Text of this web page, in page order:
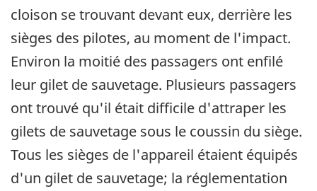
cloison se trouvant devant eux, derrière les
sièges des pilotes, au moment de l'impact.
Environ la moitié des passagers ont enfilé
leur gilet de sauvetage. Plusieurs passagers
ont trouvé qu'il était difficile d'attraper les
gilets de sauvetage sous le coussin du siège.
Tous les sièges de l'appareil étaient équipés
d'un gilet de sauvetage; la réglementation